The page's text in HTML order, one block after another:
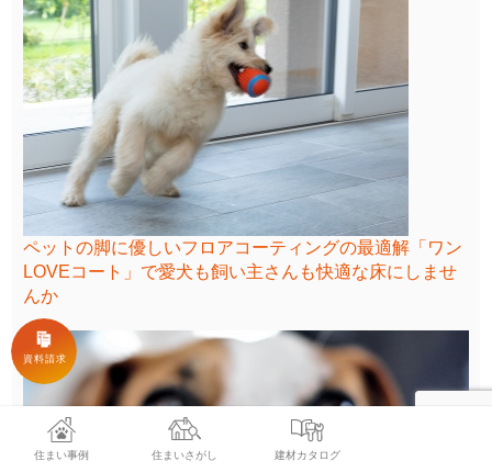
ペットの脚に優しいフロアコーティングの最適解「ワン
LOVEコート」で愛犬も飼い主さんも快適な床にしませ
んか
住まい事例 住まいさがし 建材カタログ